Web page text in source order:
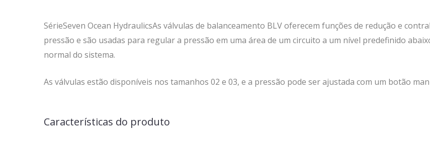
SérieSeven Ocean HydraulicsAs válvulas de balanceamento BLV oferecem funções de redução e
pressão e são usadas para regular a pressão em uma área de um circuito a um nível predefinido
normal do sistema.
As válvulas estão disponíveis nos tamanhos 02 e 03, e a pressão pode ser ajustada com um botão
Características do produto